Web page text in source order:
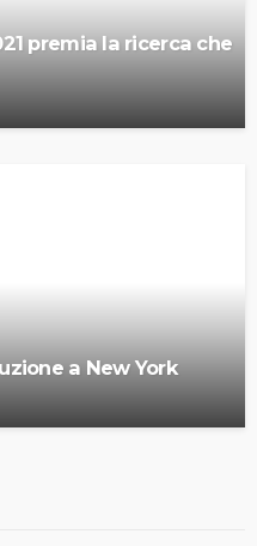
premia la ricerca che
a New York